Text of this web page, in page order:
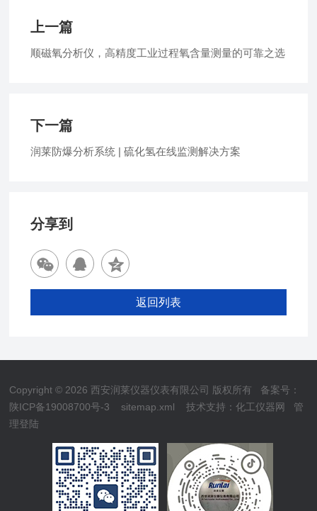
上一篇
顺磁氧分析仪，高精度工业过程氧含量测量的可靠之选
下一篇
润莱防爆分析系统 | 硫化氢在线监测解决方案
分享到
返回列表
Copyright © 2026 西安润莱仪器仪表有限公司 版权所有 备案号：
陕ICP备19008700号-3
sitemap.xml 技术支持：化工仪器网
管
理登陆